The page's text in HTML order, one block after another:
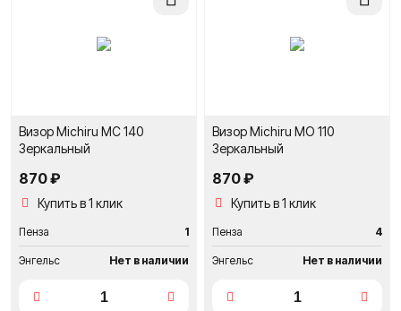
Визор Michiru MC 140
Зеркальный
870 ₽
Купить в 1 клик
Пенза 1
Энгельс Нет в наличии
Визор Michiru MO 110
Зеркальный
870 ₽
Купить в 1 клик
Пенза 4
Энгельс Нет в наличии